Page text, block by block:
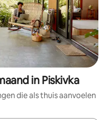
in Piskivka
die als thuis aanvoelen